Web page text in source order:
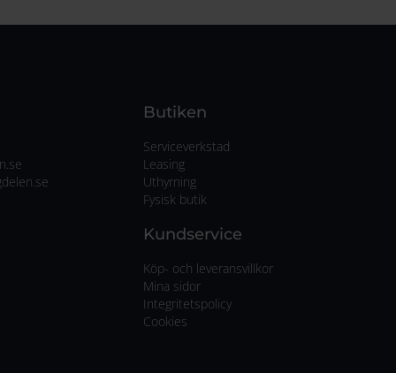
Butiken
Serviceverkstad
Leasing
Uthyrning
Fysisk butik
Kundservice
Köp- och leveransvillkor
Mina sidor
Integritetspolicy
Cookies